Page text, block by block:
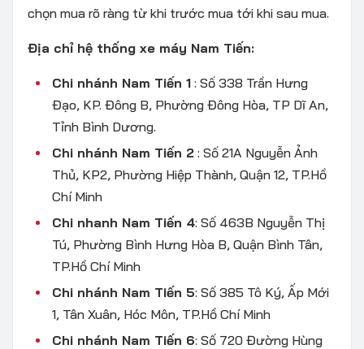
chọn mua rõ ràng từ khi trước mua tới khi sau mua.
Địa chỉ hệ thống xe máy Nam Tiến:
Chi nhánh Nam Tiến 1 : Số 338 Trần Hưng
Đạo, KP. Đông B, Phường Đông Hòa, TP Dĩ An,
Tỉnh Bình Dương.
Chi nhánh Nam Tiến 2 : Số 21A Nguyễn Ảnh
Thủ, KP2, Phường Hiệp Thành, Quận 12, TP.Hồ
Chí Minh
Chi nhanh Nam Tiến 4: Số 463B Nguyễn Thị
Tú, Phường Bình Hưng Hòa B, Quận Bình Tân,
TP.Hồ Chí Minh
Chi nhánh Nam Tiến 5: Số 385 Tô Ký, Ấp Mới
1, Tân Xuân, Hóc Môn, TP.Hồ Chí Minh
Chi nhánh Nam Tiến 6: Số 720 Đường Hùng